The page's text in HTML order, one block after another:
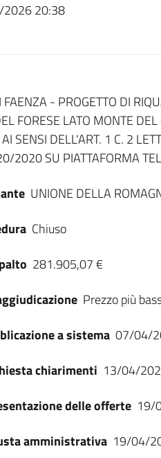
20:38
- PROGETTO DI
FORESE LATO MONTE
SENSI DELL'ART. 1 C. 2
2020 SU PIATTAFORMA
UNIONE DELLA
Chiuso
281.905,07 €
Prezzo più
a sistema 07/04/
chiarimenti 13/04/
delle offerte 19/
amministrativa 19/04/